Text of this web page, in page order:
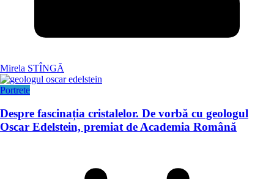
Mirela STÎNGĂ
Portrete
Despre fascinația cristalelor. De vorbă cu geologul
Oscar Edelstein, premiat de Academia Română